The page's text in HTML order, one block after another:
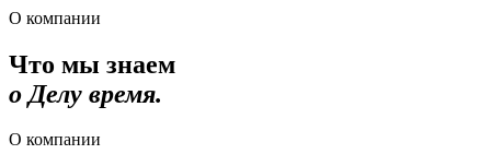
О компании
Что мы знаем
о Делу время.
О компании